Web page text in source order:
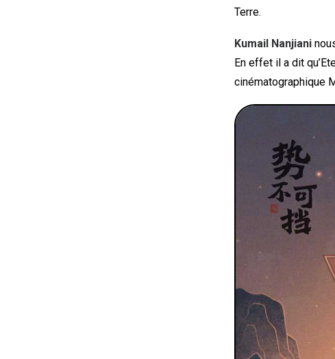
Terre.
Kumail Nanjiani
En effet il a dit
cinématographique